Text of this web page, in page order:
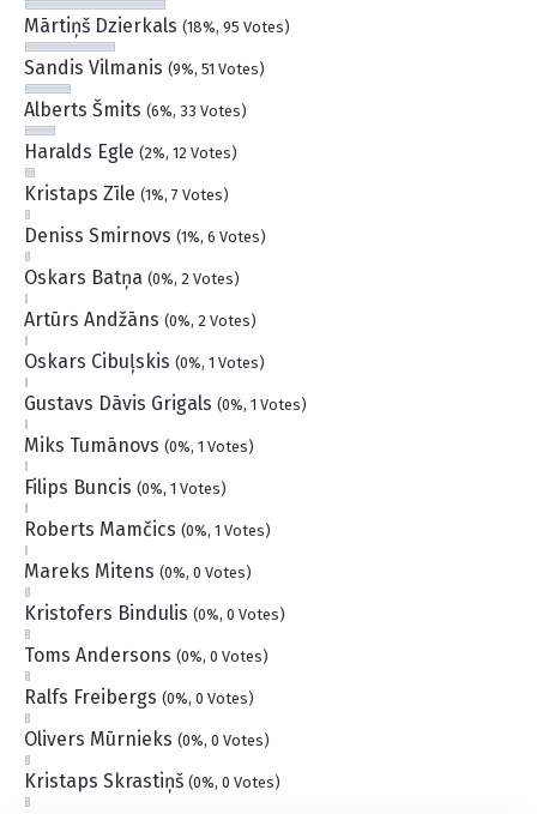
Mārtiņš Dzierkals (18%, 95 Votes)
Sandis Vilmanis (9%, 51 Votes)
Alberts Šmits (6%, 33 Votes)
Haralds Egle (2%, 12 Votes)
Kristaps Zīle (1%, 7 Votes)
Deniss Smirnovs (1%, 6 Votes)
Oskars Batņa (0%, 2 Votes)
Artūrs Andžāns (0%, 2 Votes)
Oskars Cibuļskis (0%, 1 Votes)
Gustavs Dāvis Grigals (0%, 1 Votes)
Miks Tumānovs (0%, 1 Votes)
Filips Buncis (0%, 1 Votes)
Roberts Mamčics (0%, 1 Votes)
Mareks Mitens (0%, 0 Votes)
Kristofers Bindulis (0%, 0 Votes)
Toms Andersons (0%, 0 Votes)
Ralfs Freibergs (0%, 0 Votes)
Olivers Mūrnieks (0%, 0 Votes)
Kristaps Skrastiņš (0%, 0 Votes)